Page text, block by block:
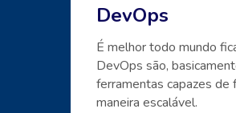
DevOps
É melhor todo mundo
DevOps são,
ferramentas capazes de
maneira escalável.